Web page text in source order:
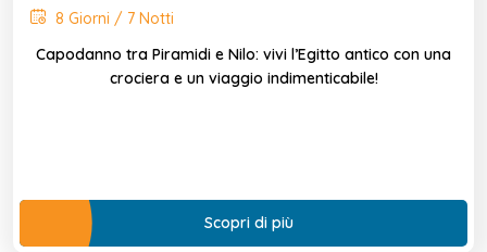
8 Giorni / 7 Notti
Capodanno tra Piramidi e Nilo: vivi l’Egitto antico con una
crociera e un viaggio indimenticabile!
Scopri di più